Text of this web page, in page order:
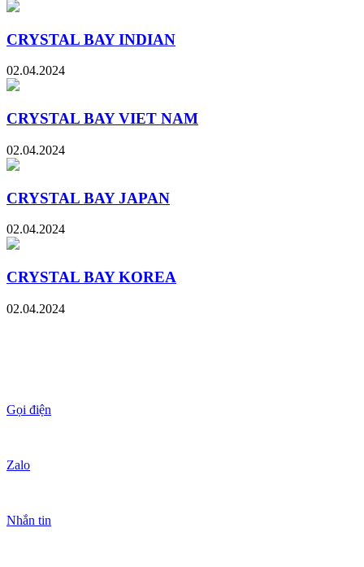
CRYSTAL BAY INDIAN
02.04.2024
CRYSTAL BAY VIET NAM
02.04.2024
CRYSTAL BAY JAPAN
02.04.2024
CRYSTAL BAY KOREA
02.04.2024
Gọi điện
Zalo
Nhắn tin